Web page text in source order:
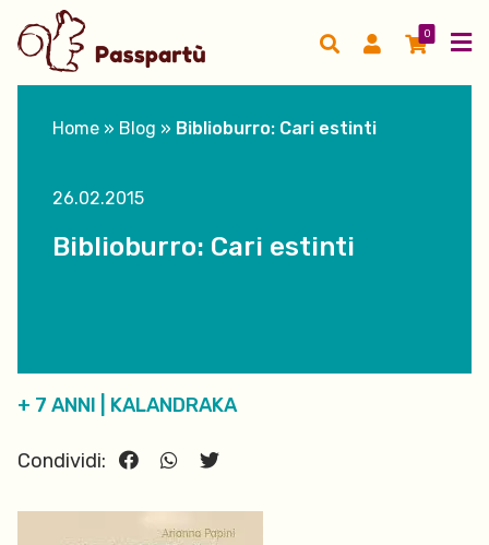
0
Home » Blog » Biblioburro: Cari estinti
26.02.2015
Biblioburro: Cari estinti
+ 7 ANNI KALANDRAKA
Condividi: